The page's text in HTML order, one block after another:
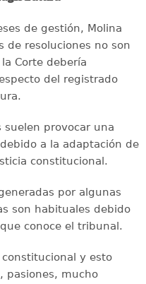
de gestión, Molina
de resoluciones no son
Corte debería
del registrado
suelen provocar una
a la adaptación de
constitucional.
por algunas
son habituales debido
conoce el tribunal.
y esto
pasiones, mucho